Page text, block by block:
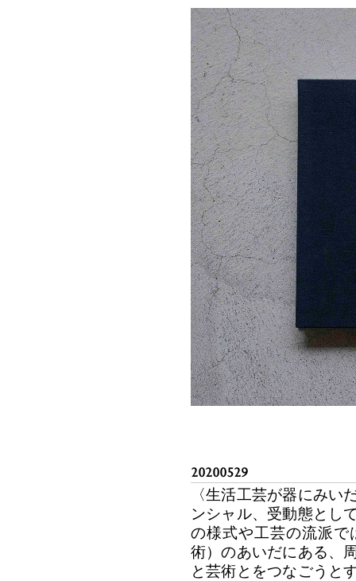
20200529
〈生活工芸が器にみい
ンシャル、受動態とし
の様式や工芸の流派
術）のあいだにある、
と芸術とをつなごうと